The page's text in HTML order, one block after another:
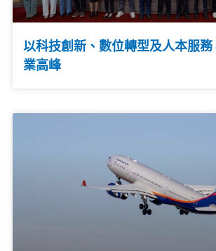
以科技創新、數位轉型及人本服務
業高峰